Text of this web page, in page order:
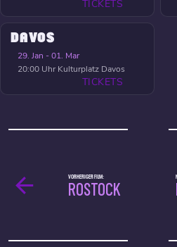
TICKETS
DAVOS
29. Jan - 01. Mar
20:00 Uhr Kulturplatz Davos
TICKETS
VORHERIGER FILM:
ROSTOCK